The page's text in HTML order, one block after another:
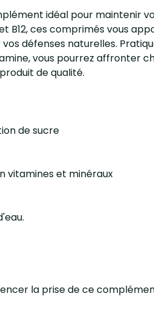
idéal pour maintenir
B12, ces comprimés vous
défenses naturelles.
vous pourrez affronter
de qualité.
de sucre
vitamines et minéraux
la prise de ce